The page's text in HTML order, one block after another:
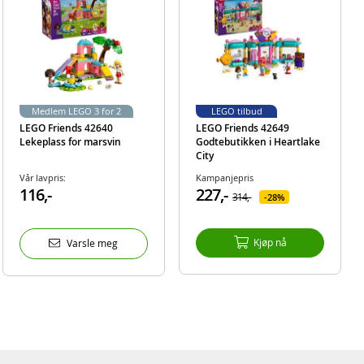
og
28
LEGO Friends 42640
Lekeplass for marsvin
Vår lavpris:
116,-
Varsle meg
Medlem LEGO 3 for 2
LEGO Friends 42649
Godtebutikken i Heartlake
City
Kampanjepris
227,- 314,- 28%
Kjøp nå
LEGO tilbud